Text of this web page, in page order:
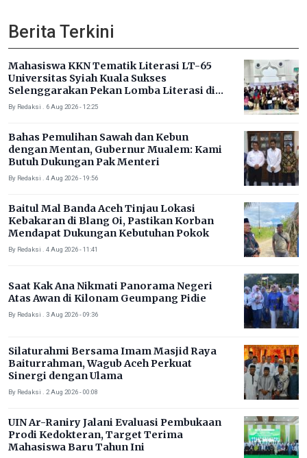
Berita Terkini
Mahasiswa KKN Tematik Literasi LT-65
Universitas Syiah Kuala Sukses
Selenggarakan Pekan Lomba Literasi di
Gampong Rhieng Blang
By Redaksi . 6 Aug 2026 - 12:25
Bahas Pemulihan Sawah dan Kebun
dengan Mentan, Gubernur Mualem: Kami
Butuh Dukungan Pak Menteri
By Redaksi . 4 Aug 2026 - 19:56
Baitul Mal Banda Aceh Tinjau Lokasi
Kebakaran di Blang Oi, Pastikan Korban
Mendapat Dukungan Kebutuhan Pokok
By Redaksi . 4 Aug 2026 - 11:41
Saat Kak Ana Nikmati Panorama Negeri
Atas Awan di Kilonam Geumpang Pidie
By Redaksi . 3 Aug 2026 - 09:36
Silaturahmi Bersama Imam Masjid Raya
Baiturrahman, Wagub Aceh Perkuat
Sinergi dengan Ulama
By Redaksi . 2 Aug 2026 - 00:08
UIN Ar-Raniry Jalani Evaluasi Pembukaan
Prodi Kedokteran, Target Terima
Mahasiswa Baru Tahun Ini